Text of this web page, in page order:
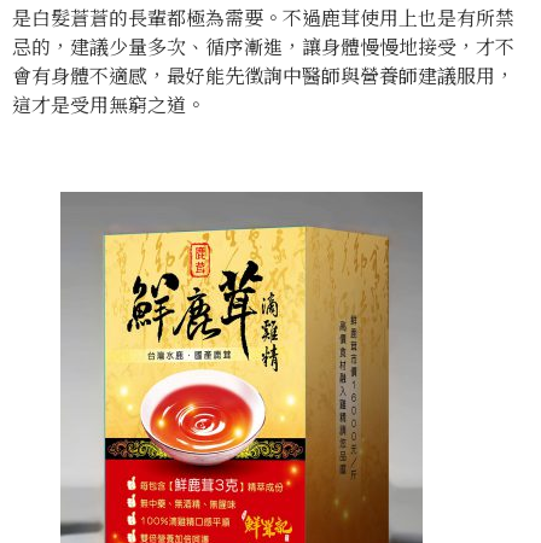
是白髮蒼蒼的長輩都極為需要。不過鹿茸使用上也是有所禁
忌的，建議少量多次、循序漸進，讓身體慢慢地接受，才不
會有身體不適感，最好能先徵詢中醫師與營養師建議服用，
這才是受用無窮之道。